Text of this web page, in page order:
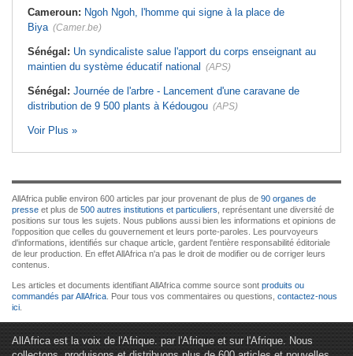
Cameroun: Ngoh Ngoh, l'homme qui signe à la place de
Biya (Camer.be)
Sénégal: Un syndicaliste salue l'apport du corps enseignant au
maintien du système éducatif national (APS)
Sénégal: Journée de l'arbre - Lancement d'une caravane de
distribution de 9 500 plants à Kédougou (APS)
Voir Plus »
AllAfrica publie environ 600 articles par jour provenant de plus de 90 organes de
presse et plus de 500 autres institutions et particuliers , représentant une diversité de
positions sur tous les sujets. Nous publions aussi bien les informations et opinions de
l'opposition que celles du gouvernement et leurs porte-paroles. Les pourvoyeurs
d'informations, identifiés sur chaque article, gardent l'entière responsabilité éditoriale
de leur production. En effet AllAfrica n'a pas le droit de modifier ou de corriger leurs
contenus.
Les articles et documents identifiant AllAfrica comme source sont produits ou
commandés par AllAfrica . Pour tous vos commentaires ou questions, contactez-nous
ici
AllAfrica est la voix de l'Afrique. par l'Afrique et sur l'Afrique. Nous